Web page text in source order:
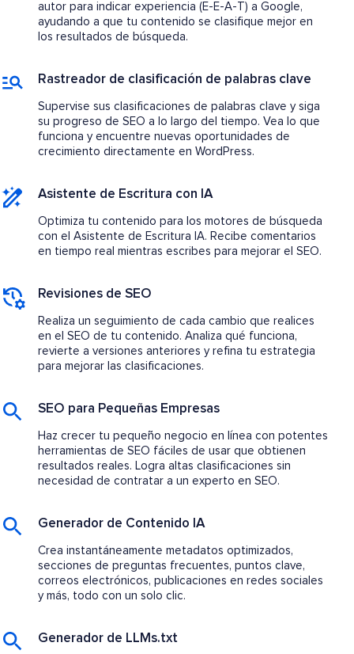
autor para indicar experiencia (E-E-A-T) a Google,
ayudando a que tu contenido se clasifique mejor en
los resultados de búsqueda.
Rastreador de clasificación de palabras clave
Supervise sus clasificaciones de palabras clave y siga
su progreso de SEO a lo largo del tiempo. Vea lo que
funciona y encuentre nuevas oportunidades de
crecimiento directamente en WordPress.
Asistente de Escritura con IA
Optimiza tu contenido para los motores de búsqueda
con el Asistente de Escritura IA. Recibe comentarios
en tiempo real mientras escribes para mejorar el SEO.
Revisiones de SEO
Realiza un seguimiento de cada cambio que realices
en el SEO de tu contenido. Analiza qué funciona,
revierte a versiones anteriores y refina tu estrategia
para mejorar las clasificaciones.
SEO para Pequeñas Empresas
Haz crecer tu pequeño negocio en línea con potentes
herramientas de SEO fáciles de usar que obtienen
resultados reales. Logra altas clasificaciones sin
necesidad de contratar a un experto en SEO.
Generador de Contenido IA
Crea instantáneamente metadatos optimizados,
secciones de preguntas frecuentes, puntos clave,
correos electrónicos, publicaciones en redes sociales
y más, todo con un solo clic.
Generador de LLMs.txt